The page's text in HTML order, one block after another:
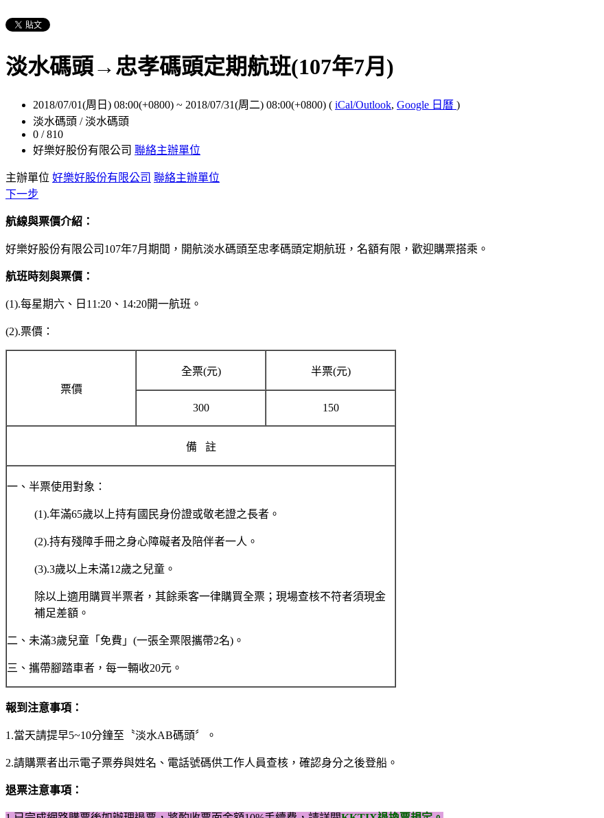
淡水碼頭→忠孝碼頭定期航班(107年7月)
2018/07/01(周日) 08:00(+0800) ~ 2018/07/31(周二) 08:00(+0800) ( iCal/Outlook, Google 日曆 )
淡水碼頭 / 淡水碼頭
0 / 810
好樂好股份有限公司 聯絡主辦單位
主辦單位 好樂好股份有限公司 聯絡主辦單位
下一步
航線與票價介紹：
好樂好股份有限公司107年7月期間，開航淡水碼頭至忠孝碼頭定期航班，名額有限，歡迎購票搭乘。
航班時刻與票價：
(1).每星期六、日11:20、14:20開一航班。
(2).票價：
票價
全票(元) 半票(元)
300 150
備 註
一、半票使用對象：
(1).年滿65歲以上持有國民身份證或敬老證之長者。
(2).持有殘障手冊之身心障礙者及陪伴者一人。
(3).3歲以上未滿12歲之兒童。
除以上適用購買半票者，其餘乘客一律購買全票；現場查核不符者須現金
補足差額。
二、未滿3歲兒童「免費」(一張全票限攜帶2名)。
三、攜帶腳踏車者，每一輛收20元。
報到注意事項：
1.當天請提早5~10分鐘至〝淡水AB碼頭〞。
2.請購票者出示電子票券與姓名、電話號碼供工作人員查核，確認身分之後登船。
退票注意事項：